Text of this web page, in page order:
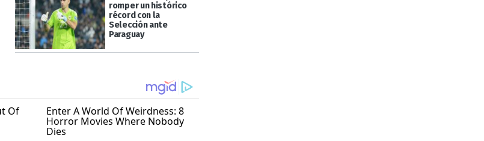
romper un histórico
récord con la
Selección ante
Paraguay